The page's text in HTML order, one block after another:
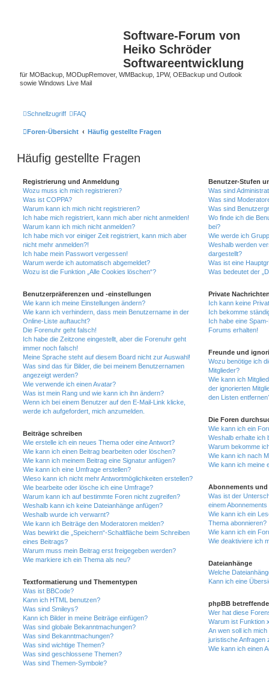
Software-Forum von
Heiko Schröder
Softwareentwicklung
für MOBackup, MODupRemover, WMBackup, 1PW, OEBackup und Outlook
sowie Windows Live Mail
Schnellzugriff FAQ
Foren-Übersicht Häufig gestellte Fragen
Häufig gestellte Fragen
Registrierung und Anmeldung
Wozu muss ich mich registrieren?
Was ist COPPA?
Warum kann ich mich nicht registrieren?
Ich habe mich registriert, kann mich aber nicht anmelden!
Warum kann ich mich nicht anmelden?
Ich habe mich vor einiger Zeit registriert, kann mich aber
nicht mehr anmelden?!
Ich habe mein Passwort vergessen!
Warum werde ich automatisch abgemeldet?
Wozu ist die Funktion „Alle Cookies löschen“?
Benutzerpräferenzen und -einstellungen
Wie kann ich meine Einstellungen ändern?
Wie kann ich verhindern, dass mein Benutzername in der
Online-Liste auftaucht?
Die Forenuhr geht falsch!
Ich habe die Zeitzone eingestellt, aber die Forenuhr geht
immer noch falsch!
Meine Sprache steht auf diesem Board nicht zur Auswahl!
Was sind das für Bilder, die bei meinem Benutzernamen
angezeigt werden?
Wie verwende ich einen Avatar?
Was ist mein Rang und wie kann ich ihn ändern?
Wenn ich bei einem Benutzer auf den E-Mail-Link klicke,
werde ich aufgefordert, mich anzumelden.
Beiträge schreiben
Wie erstelle ich ein neues Thema oder eine Antwort?
Wie kann ich einen Beitrag bearbeiten oder löschen?
Wie kann ich meinem Beitrag eine Signatur anfügen?
Wie kann ich eine Umfrage erstellen?
Wieso kann ich nicht mehr Antwortmöglichkeiten erstellen?
Wie bearbeite oder lösche ich eine Umfrage?
Warum kann ich auf bestimmte Foren nicht zugreifen?
Weshalb kann ich keine Dateianhänge anfügen?
Weshalb wurde ich verwarnt?
Wie kann ich Beiträge den Moderatoren melden?
Was bewirkt die „Speichern“-Schaltfläche beim Schreiben
eines Beitrags?
Warum muss mein Beitrag erst freigegeben werden?
Wie markiere ich ein Thema als neu?
Textformatierung und Thementypen
Was ist BBCode?
Kann ich HTML benutzen?
Was sind Smileys?
Kann ich Bilder in meine Beiträge einfügen?
Was sind globale Bekanntmachungen?
Was sind Bekanntmachungen?
Was sind wichtige Themen?
Was sind geschlossene Themen?
Was sind Themen-Symbole?
Benutzer-Stufen
Was sind
Was sind
Was sind
Wo finde ich die
bei?
Wie werde ich
Weshalb werden
dargestellt?
Was ist eine
Was bedeutet der
Private
Ich kann keine
Ich bekomme
Ich habe eine
Forums erhalten!
Freunde und
Wozu benötige ich
Mitglieder?
Wie kann ich
der ignorierten
den Listen
Die Foren
Wie kann ich ein
Weshalb erhalte ich
Warum bekomme
Wie kann ich nach
Wie kann ich meine
Abonnements und
Was ist der
einem
Wie kann ich ein
Thema abonnieren?
Wie kann ich ein
Wie deaktiviere ich
Dateianhänge
Welche
Kann ich eine
phpBB
Wer hat diese
Warum ist Funktion
An wen soll ich
juristische Anfragen
Wie kann ich einen